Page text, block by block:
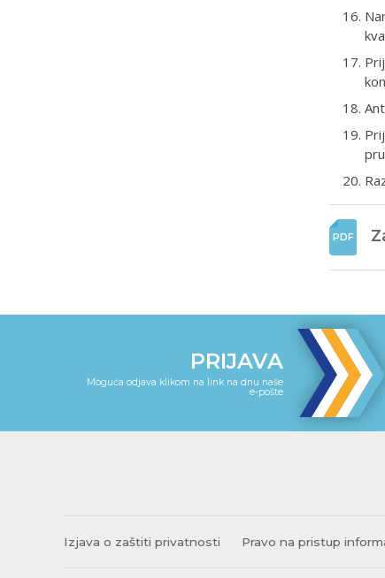
PRIJAVA
Moguća odjava klikom na link na dnu naše
e-pošte
Izjava o zaštiti privatnosti Pravo na pristup